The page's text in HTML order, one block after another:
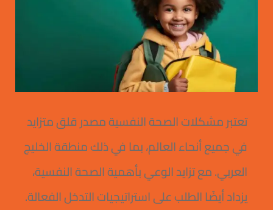
تعتبر مشكلات الصحة النفسية مصدر قلق متزايد
في جميع أنحاء العالم، بما في ذلك منطقة الخليج
العربي. مع تزايد الوعي بأهمية الصحة النفسية،
يزداد أيضًا الطلب على استراتيجيات التدخل الفعالة.